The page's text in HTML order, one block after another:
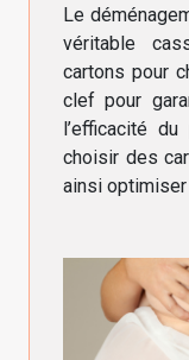
besoin
Le
véritable
cartons pour
clef pour
l’efficacité
choisir des
ainsi optimiser